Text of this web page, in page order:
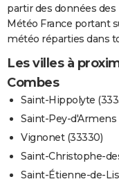
partir des données
Météo France portant
météo réparties dans
Les villes à
Combes
Saint-Hippolyte
Saint-Pey-d'Armens
Vignonet (33330)
Saint-Christophe-
Saint-Étienne-de-